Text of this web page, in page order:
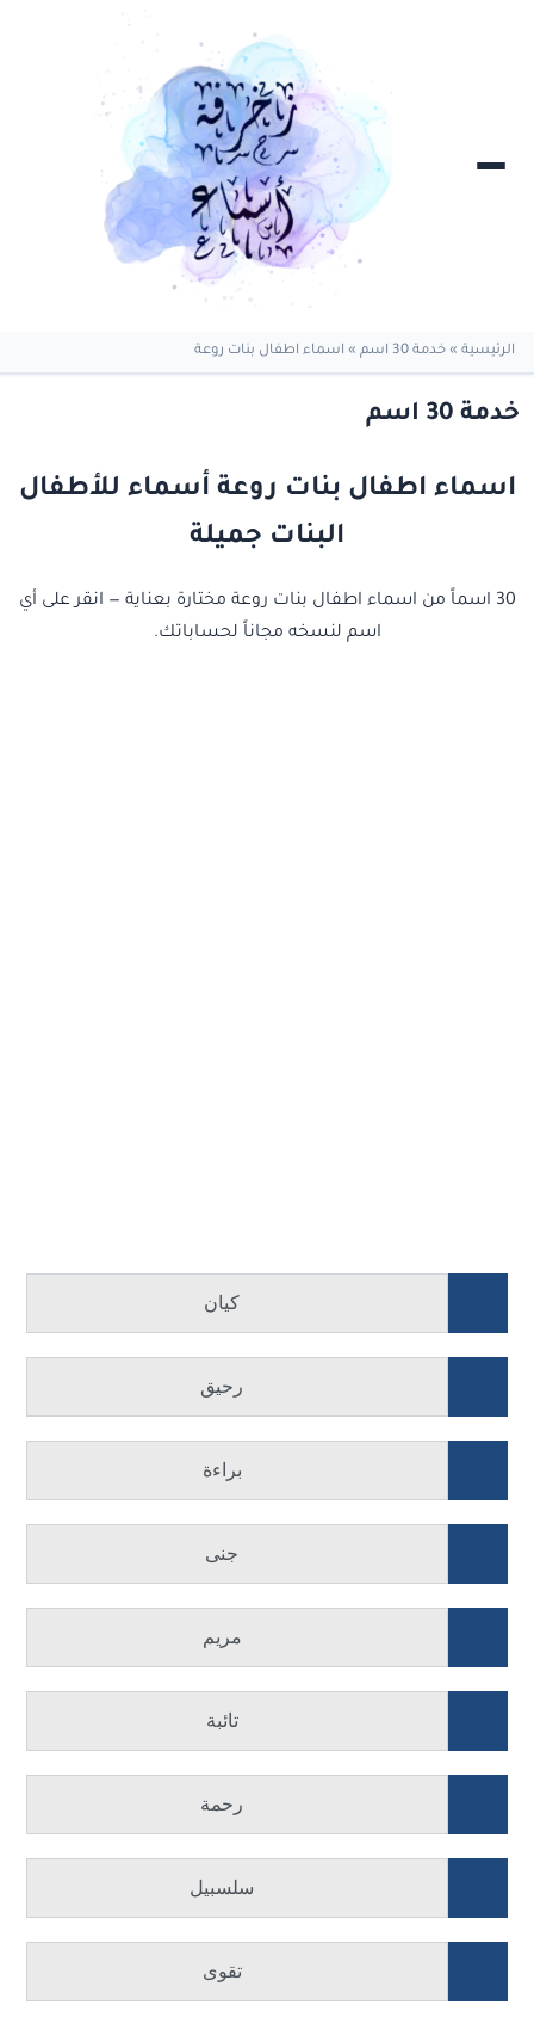
الرئيسية » خدمة 30 اسم » اسماء اطفال بنات روعة
خدمة 30 اسم
اسماء اطفال بنات روعة أسماء للأطفال
البنات جميلة
30 اسماً من اسماء اطفال بنات روعة مختارة بعناية — انقر على أي
اسم لنسخه مجاناً لحساباتك.